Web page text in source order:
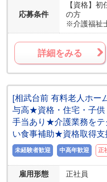
応募条件
【資格】 初
の方
※介護福祉
詳細をみる
[相武台前 有料老人ホ
与高★資格・住宅・子供
手当あり★介護業務を
い食事補助★資格取得支
未経験者歓迎 中高年歓迎 正
雇用形態 正社員